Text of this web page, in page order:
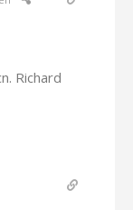
Richard